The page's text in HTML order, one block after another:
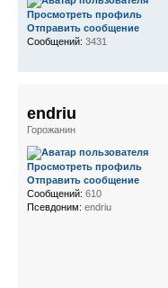
Просмотреть профиль
Отправить сообщение
Сообщений: 3431
endriu
Горожанин
Просмотреть профиль
Отправить сообщение
Сообщений: 610
Псевдоним: endriu